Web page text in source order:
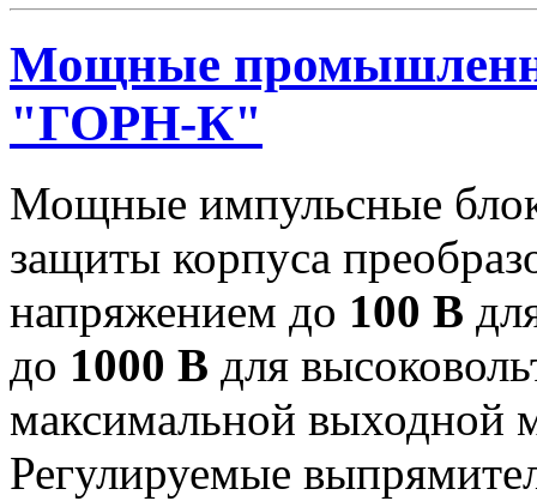
Мощные
"ГОРН-К"
Мощные импульсные
защиты корпуса
напряжением до 100 В
до 1000 В для
максимальной
Регулируемые